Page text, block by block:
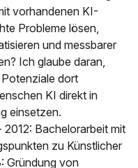
vorhandenen KI-
Probleme lösen,
und messbarer
Ich glaube daran,
dort
KI direkt in
einsetzen.
Bachelorarbeit mit
zu Künstlicher
Gründung von